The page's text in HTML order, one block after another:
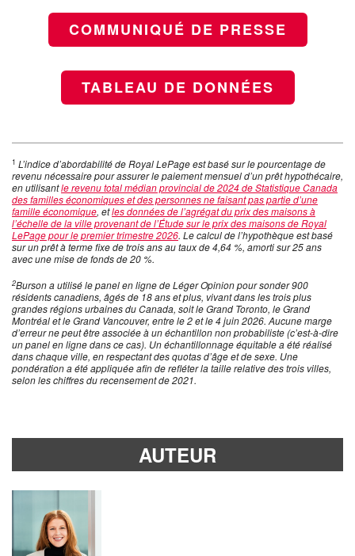
COMMUNIQUÉ DE PRESSE
TABLEAU DE DONNÉES
1 L’indice d’abordabilité de Royal LePage est basé sur le pourcentage de
revenu nécessaire pour assurer le paiement mensuel d’un prêt hypothécaire,
en utilisantle revenu total médian provincial de 2024 de Statistique Canada
des familles économiques et des personnes ne faisant pas partie d’une
famille économique, etles données de l’agrégat du prix des maisons à
l’échelle de la ville provenant de l’Étude sur le prix des maisons de Royal
LePage pour le premier trimestre 2026. Le calcul de l’hypothèque est basé
sur un prêt à terme fixe de trois ans au taux de 4,64 %, amorti sur 25 ans
avec une mise de fonds de 20 %.
2Burson a utilisé le panel en ligne de Léger Opinion pour sonder 900
résidents canadiens, âgés de 18 ans et plus, vivant dans les trois plus
grandes régions urbaines du Canada, soit le Grand Toronto, le Grand
Montréal et le Grand Vancouver, entre le 2 et le 4 juin 2026. Aucune marge
d’erreur ne peut être associée à un échantillon non probabiliste (c’est-à-dire
un panel en ligne dans ce cas). Un échantillonnage équitable a été réalisé
dans chaque ville, en respectant des quotas d’âge et de sexe. Une
pondération a été appliquée afin de refléter la taille relative des trois villes,
selon les chiffres du recensement de 2021.
AUTEUR